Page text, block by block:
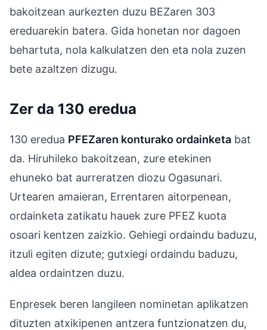
bakoitzean aurkezten duzu BEZaren 303
ereduarekin batera. Gida honetan nor dagoen
behartuta, nola kalkulatzen den eta nola zuzen
bete azaltzen dizugu.
Zer da 130 eredua
130 eredua PFEZaren konturako ordainketa bat
da. Hiruhileko bakoitzean, zure etekinen
ehuneko bat aurreratzen diozu Ogasunari.
Urtearen amaieran, Errentaren aitorpenean,
ordainketa zatikatu hauek zure PFEZ kuota
osoari kentzen zaizkio. Gehiegi ordaindu baduzu,
itzuli egiten dizute; gutxiegi ordaindu baduzu,
aldea ordaintzen duzu.
Enpresek beren langileen nominetan aplikatzen
dituzten atxikipenen antzera funtzionatzen du,